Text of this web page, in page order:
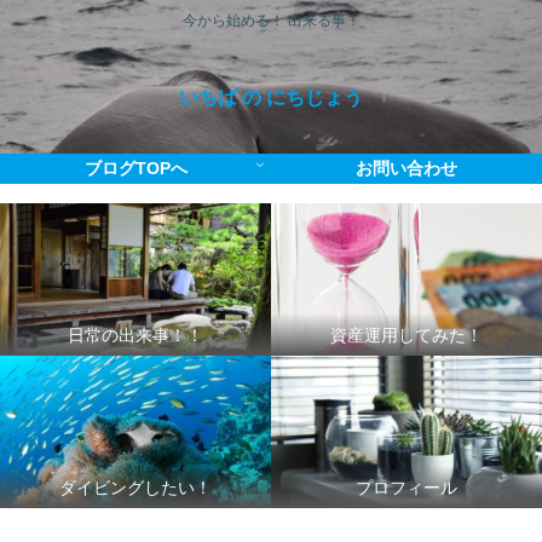
今から始める！ 出来る事！
いちば の にちじょう
ブログTOPへ お問い合わせ
日常の出来事！！ 資産運用してみた！
ダイビングしたい！ プロフィール